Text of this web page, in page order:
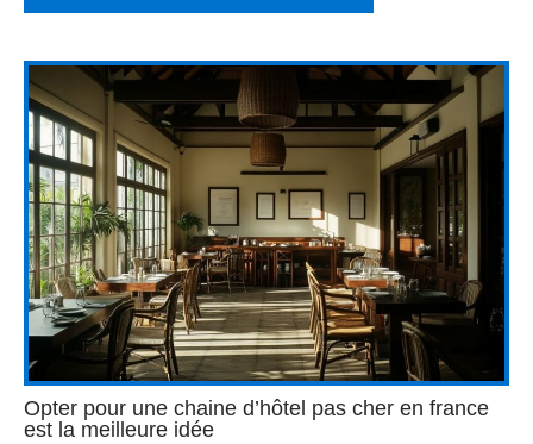
Opter pour une chaine d’hôtel pas cher en france
est la meilleure idée